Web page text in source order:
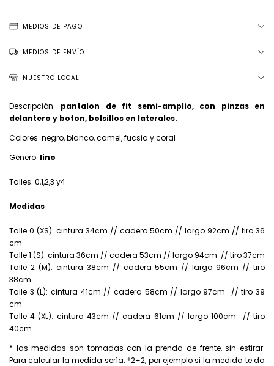
MEDIOS DE PAGO
MEDIOS DE ENVÍO
NUESTRO LOCAL
Descripción: pantalon de fit semi-amplio, con pinzas en
delantero y boton, bolsillos en laterales.
Colores: negro, blanco, camel, fucsia y coral
Género: lino
Talles: 0,1,2,3 y4
Medidas
Talle 0 (XS): cintura 34cm // cadera 50cm // largo 92cm // tiro 36
cm
Talle 1 (S): cintura 36cm // cadera 53cm // largo 94cm // tiro 37cm
Talle 2 (M): cintura 38cm // cadera 55cm // largo 96cm // tiro
38cm
Talle 3 (L): cintura 41cm // cadera 58cm // largo 97cm // tiro 39
cm
Talle 4 (XL): cintura 43cm // cadera 61cm // largo 100cm // tiro
40cm
* las medidas son tomadas con la prenda de frente, sin estirar.
Para calcular la medida sería: *2+2, por ejemplo si la medida te da